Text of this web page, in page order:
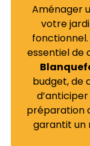
Aménager
votre
essentiel de
budget, de
préparation
garantit un